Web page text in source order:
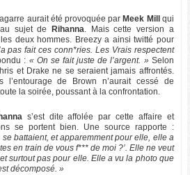
aurait été provoquée par Meek Mill
qui
sujet de
Rihanna. Mais cette version a
deux hommes. Breezy a ainsi twitté pour
pas fait ces conn*ries. Les Vrais respectent
: « On se fait juste de l’argent. »Selon
et Drake ne se seraient jamais affrontés.
l’entourage de Brown n’aurait cessé de
la soirée, poussant à la confrontation.
s’est dite affolée par cette affaire et
se portent bien. Une source rapporte :
battaient, et apparemment pour elle, elle a
en train de vous f*** de moi ?’. Elle ne veut
surtout pas pour elle. Elle a vu la photo que
décomposé. »